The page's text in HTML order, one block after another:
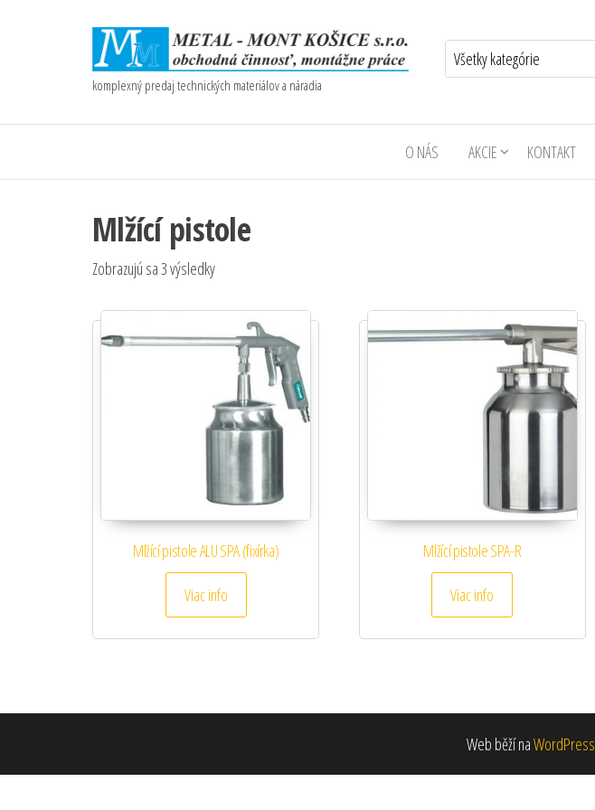
komplexný predaj technických materiálov a náradia
O NÁS AKCIE KONTAKT
Mlžící pistole
Zobrazujú sa 3 výsledky
Mlžící pistole ALU SPA (fixírka)
Viac info
Mlžící pistole SPA-R
Viac info
Web běží naWordPress